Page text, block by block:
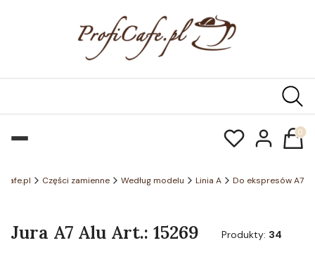
Części zamienne Według modelu Linia A Do ekspresów A7
Jura A7 Alu Art.: 15269 Produkty: 34